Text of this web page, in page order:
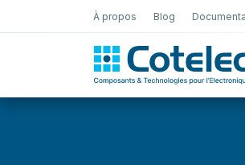
À propos Blog